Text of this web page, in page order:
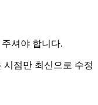
셔야 합니다.
시점만 최신으로 수정